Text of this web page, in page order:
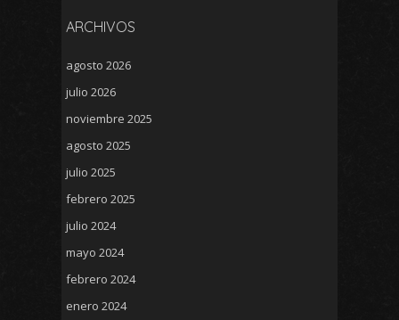
ARCHIVOS
agosto 2026
julio 2026
noviembre 2025
agosto 2025
julio 2025
febrero 2025
julio 2024
mayo 2024
febrero 2024
enero 2024